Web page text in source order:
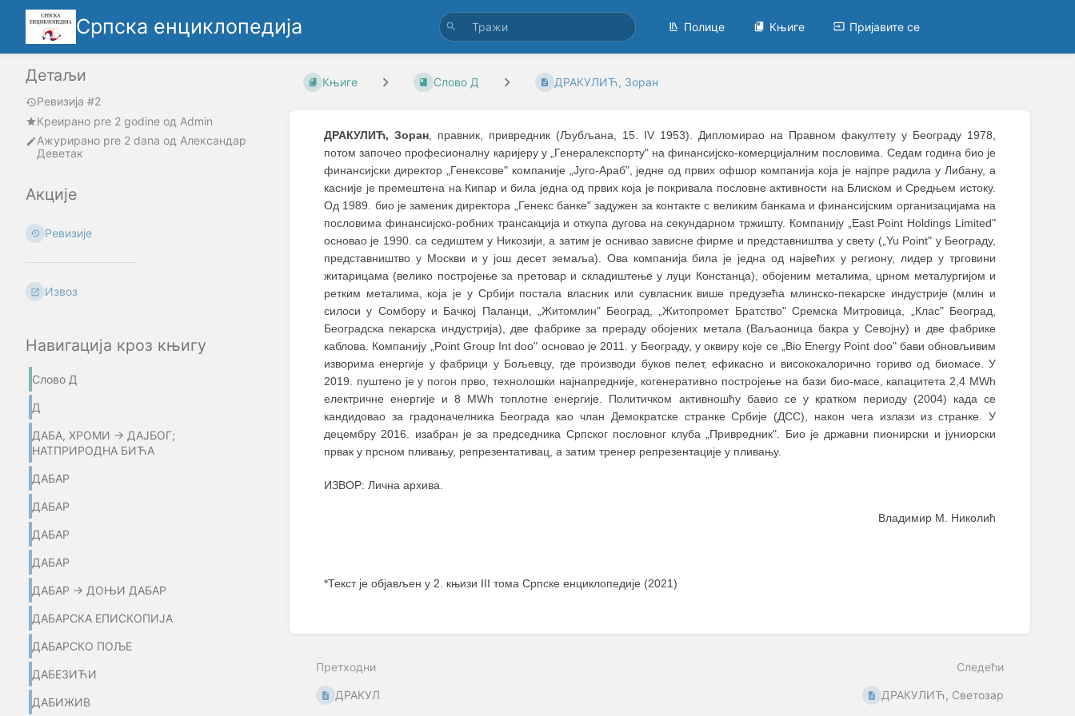
Српска енциклопедија Полице Књиге Пријавите се
Детаљи
Ревизија #2
Креирано pre 2 godine oд Admin
Ажурирано pre 2 dana од Александар
Деветак
Акције
Ревизије
Извоз
Навигација кроз књигу
Слово Д
Д
ДАБА, ХРОМИ → ДАЈБОГ;
НАТПРИРОДНА БИЋА
ДАБАР
ДАБАР
ДАБАР
ДАБАР
ДАБАР → ДОЊИ ДАБАР
ДАБАРСКА ЕПИСКОПИЈА
ДАБАРСКО ПОЉЕ
ДАБЕЗИЋИ
ДАБИЖИВ
Књиге Слово Д ДРАКУЛИЋ, Зоран
ДРАКУЛИЋ, Зоран, правник, привредник (Љубљана, 15. IV 1953). Дипломирао на Правном факултету у Београду 1978,
потом започео професионалну каријеру у „Генералекспорту" на финансијско-комерцијалним пословима. Седам година био је
финансијски директор „Генексове" компаније „Југо-Араб", једне од првих офшор компанија која је најпре радила у Либану, a
касније је премештена на Кипар и била једна од првих која је покривала пословне активности на Блиском и Средњем истоку.
Од 1989. био је заменик директора „Генекс банке" задужен за контакте с великим банкама и финансијским организацијама на
пословима финансијско-робних трансакција и откупа дугова на секундарном тржишту. Компанију „East Point Holdings Limited"
основао је 1990. са седиштем у Никозији, а затим је оснивао зависне фирме и представништва у свету („Yu Point" у Београду,
представништво у Москви и у још десет земаља). Ова компанија била је једна од највећих у региону, лидер у трговини
житарицама (велико постројење за претовар и складиштење у луци Констанца), обојеним металима, црном металургијом и
ретким металима, која је у Србији постала власник или сувласник више предузећа млинско-пекарске индустрије (млин и
силоси у Сомбору и Бачкој Паланци, „Житомлин" Београд, „Житопромет Братство" Сремска Митровица, „Клас" Београд,
Београдска пекарска индустрија), две фабрике за прераду обојених метала (Ваљаоница бакра у Севојну) и две фабрике
каблова. Компанију „Point Group Int doo" основао је 2011. у Београду, у оквиру које се „Bio Energy Point doo" бави обновљивим
изворима енергије у фабрици у Бољевцу, где производи буков пелет, ефикасно и висококалорично гориво од биомасе. У
2019. пуштено је у погон прво, технолошки најнапредније, когенеративно постројење на бази био-масе, капацитета 2,4 МWh
eлектричне енергије и 8 МWh топлотне енергије. Политичком активношћу бавио се у кратком периоду (2004) када се
кандидовао за градоначелника Београда као члан Демократске странке Србије (ДСС), након чега излази из странке. У
децембру 2016. изабран је за председника Српског пословног клуба „Привредник". Био је државни пионирски и јуниорски
првак у прсном пливању, репрезентативац, а затим тренер репрезентације у пливању.
ИЗВОР: Лична архива.
Владимир М. Николић
*Текст је објављен у 2. књизи III тома Српске енциклопедије (2021)
Претходни
ДРАКУЛ
Следећи
ДРАКУЛИЋ, Светозар